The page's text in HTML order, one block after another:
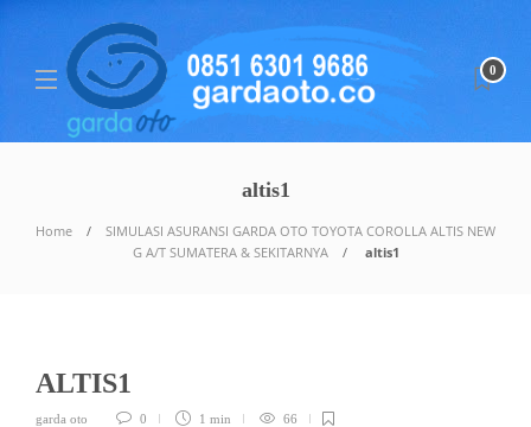
0
altis1
Home
SIMULASI ASURANSI GARDA OTO TOYOTA COROLLA ALTIS NEW
G A/T SUMATERA & SEKITARNYA
altis1
ALTIS1
garda oto 0 1 min 66